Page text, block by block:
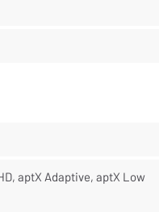
aptX Adaptive, aptX Low